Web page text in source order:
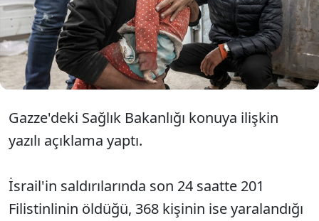
öldürülen Filistinlilerin sayısı, 20 bin 258
oldu.
Gazze'deki Sağlık Bakanlığı konuya ilişkin
yazılı açıklama yaptı.
İsrail'in saldırılarında son 24 saatte 201
Filistinlinin öldüğü, 368 kişinin ise yaralandığı